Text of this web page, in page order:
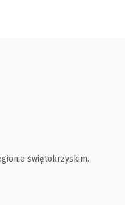
świętokrzyskim.